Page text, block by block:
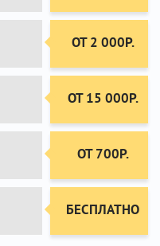
ОТ 2 000Р.
ОТ 15 000Р.
ОТ 700Р.
БЕСПЛАТНО